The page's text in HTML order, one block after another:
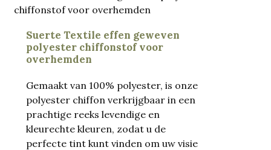
Suerte Textile effen geweven
polyester chiffonstof voor
overhemden
Gemaakt van 100% polyester, is onze
polyester chiffon verkrijgbaar in een
prachtige reeks levendige en
kleurechte kleuren, zodat u de
perfecte tint kunt vinden om uw visie